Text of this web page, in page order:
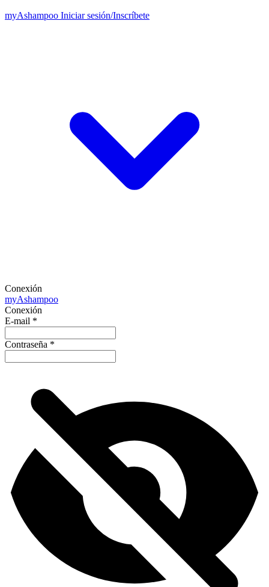
myAshampoo Iniciar sesión/Inscríbete
Conexión
myAshampoo
Conexión
E-mail *
Contraseña *